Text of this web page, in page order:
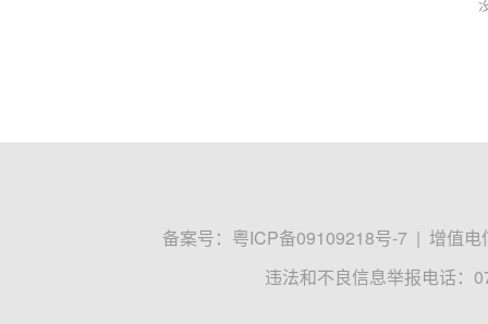
备案号： 粤ICP备09109218号-7 | 增值电
违法和不良信息举报电话：